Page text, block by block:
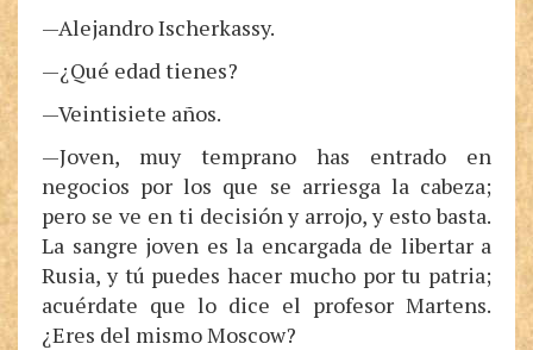
—Alejandro Ischerkassy.
—¿Qué edad tienes?
—Veintisiete años.
—Joven, muy temprano has entrado en
negocios por los que se arriesga la cabeza;
pero se ve en ti decisión y arrojo, y esto basta.
La sangre joven es la encargada de libertar a
Rusia, y tú puedes hacer mucho por tu patria;
acuérdate que lo dice el profesor Martens.
¿Eres del mismo Moscow?